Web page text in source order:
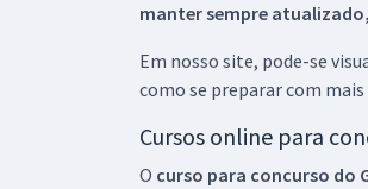
manter sempre
Em nosso site, pode-se
como se preparar com
Cursos online para
O curso para concurso do